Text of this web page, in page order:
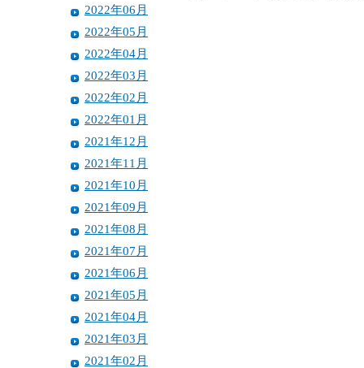
2022年06月
2022年05月
2022年04月
2022年03月
2022年02月
2022年01月
2021年12月
2021年11月
2021年10月
2021年09月
2021年08月
2021年07月
2021年06月
2021年05月
2021年04月
2021年03月
2021年02月